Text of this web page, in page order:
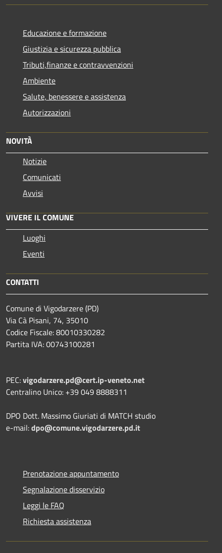
Educazione e formazione
Giustizia e sicurezza pubblica
Tributi,finanze e contravvenzioni
Ambiente
Salute, benessere e assistenza
Autorizzazioni
NOVITÀ
Notizie
Comunicati
Avvisi
VIVERE IL COMUNE
Luoghi
Eventi
CONTATTI
Comune di Vigodarzere (PD)
Via Cà Pisani, 74, 35010
Codice Fiscale: 80010330282
Partita IVA: 00743100281
PEC:vigodarzere.pd@cert.ip-veneto.net
Centralino Unico: +39 049 8888311
DPO Dott. Massimo Giuriati di MATCH studio
e-mail:dpo@comune.vigodarzere.pd.it
Prenotazione appuntamento
Segnalazione disservizio
Leggi le FAQ
Richiesta assistenza